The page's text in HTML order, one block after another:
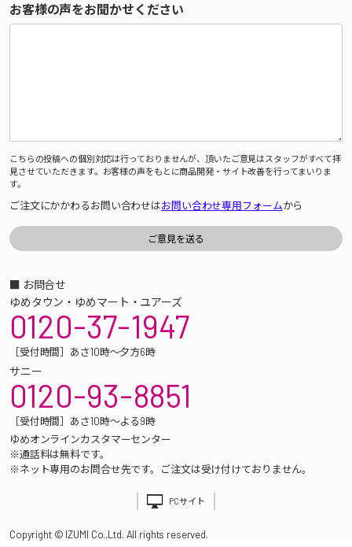
お客様の声をお聞かせください
こちらの投稿への個別対応は行っておりませんが、頂いたご意見はスタッフがすべて拝
見させていただきます。お客様の声をもとに商品開発・サイト改善を行ってまいりま
す。
ご注文にかかわるお問い合わせはお問い合わせ専用フォームから
■ お問合せ
ゆめタウン・ゆめマート・ユアーズ
0120-37-1947
［受付時間］あさ10時～夕方6時
サニー
0120-93-8851
［受付時間］あさ10時～よる9時
ゆめオンラインカスタマーセンター
※通話料は無料です。
※ネット専用のお問合せ先です。ご注文は受け付けておりません。
PCサイト
Copyright © IZUMI Co.,Ltd. All rights reserved.